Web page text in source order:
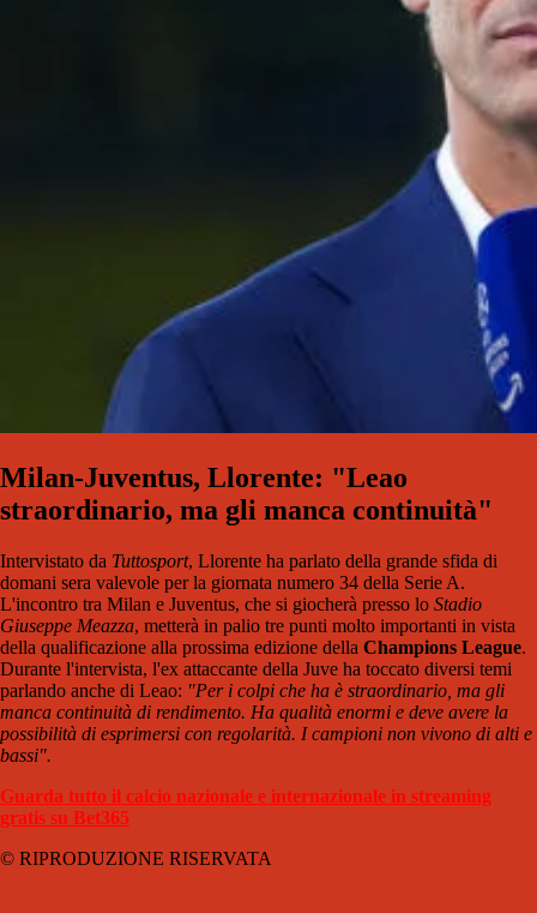
Milan-Juventus, Llorente: "Leao
straordinario, ma gli manca continuità"
Intervistato da Tuttosport, Llorente ha parlato della grande sfida di
domani sera valevole per la giornata numero 34 della Serie A.
L'incontro tra Milan e Juventus, che si giocherà presso lo Stadio
Giuseppe Meazza, metterà in palio tre punti molto importanti in vista
della qualificazione alla prossima edizione della Champions League.
Durante l'intervista, l'ex attaccante della Juve ha toccato diversi temi
parlando anche di Leao: "Per i colpi che ha è straordinario, ma gli
manca continuità di rendimento. Ha qualità enormi e deve avere la
possibilità di esprimersi con regolarità. I campioni non vivono di alti e
bassi".
Guarda tutto il calcio nazionale e internazionale in streaming
gratis su Bet365
© RIPRODUZIONE RISERVATA